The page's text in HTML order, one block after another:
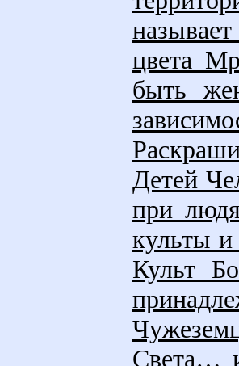
цвета
быть
Детей
при
культы и
Культ
Света…